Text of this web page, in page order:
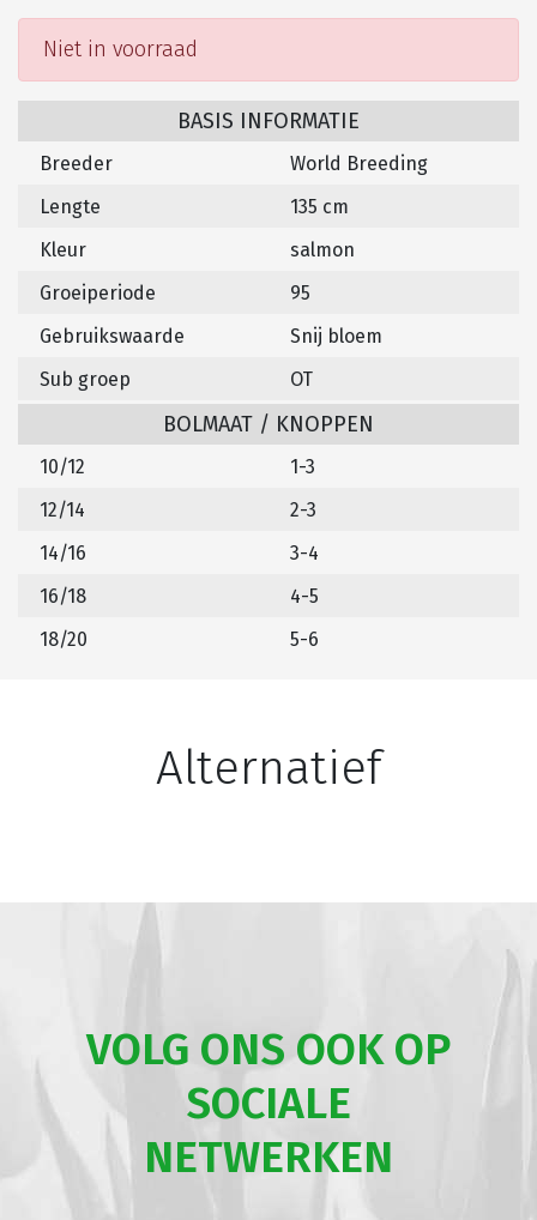
Niet in voorraad
BASIS INFORMATIE
Breeder
World Breeding
Lengte
135 cm
Kleur
salmon
Groeiperiode
95
Gebruikswaarde
Snij bloem
Sub groep
OT
BOLMAAT / KNOPPEN
10/12
1-3
12/14
2-3
14/16
3-4
16/18
4-5
18/20
5-6
Alternatief
VOLG ONS OOK OP
SOCIALE
NETWERKEN